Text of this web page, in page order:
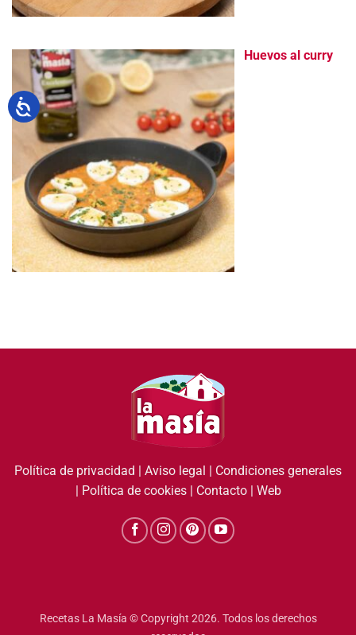
Huevos al curry
Política de privacidad Aviso legal
Condiciones generales
Política de cookies| Contacto| Web
Recetas La Masía © Copyright 2026. Todos los derechos